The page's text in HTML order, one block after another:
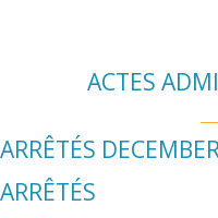
ACTES
ARRÊTÉS
ARRÊTÉS